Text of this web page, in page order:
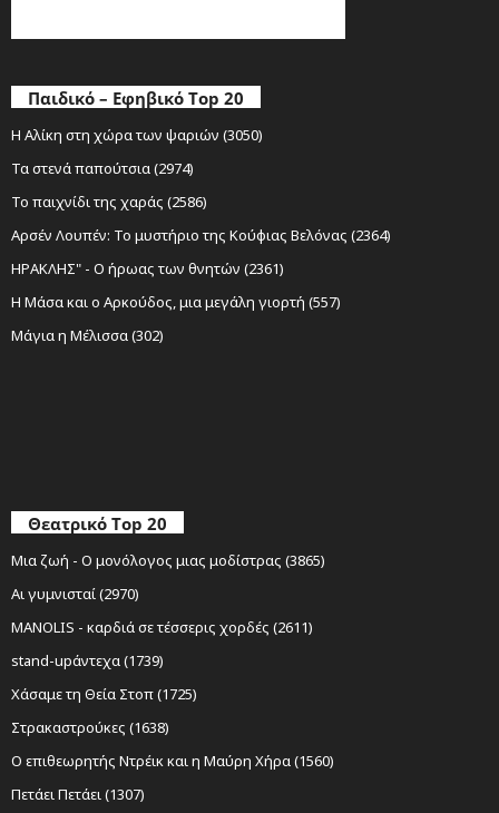
Παιδικό – Εφηβικό Top 20
Η Αλίκη στη χώρα των ψαριών (3050)
Τα στενά παπούτσια (2974)
Το παιχνίδι της χαράς (2586)
Αρσέν Λουπέν: Το μυστήριο της Κούφιας Βελόνας (2364)
ΗΡΑΚΛΗΣ" - Ο ήρωας των θνητών (2361)
Η Μάσα και ο Αρκούδος, μια μεγάλη γιορτή (557)
Μάγια η Μέλισσα (302)
Θεατρικό Top 20
Μια ζωή - Ο μονόλογος μιας μοδίστρας (3865)
Αι γυμνισταί (2970)
MANOLIS - καρδιά σε τέσσερις χορδές (2611)
stand-upάντεχα (1739)
Χάσαμε τη Θεία Στοπ (1725)
Στρακαστρούκες (1638)
Ο επιθεωρητής Ντρέικ και η Μαύρη Χήρα (1560)
Πετάει Πετάει (1307)